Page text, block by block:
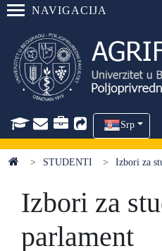
NAVIGACIJA
Srp
STUDENTI Izbori za
Izbori za
parlament